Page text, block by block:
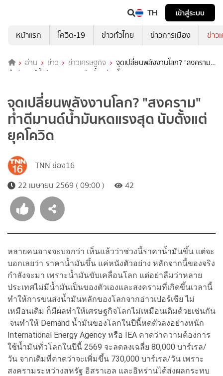
TH
เข้าสู่ระบบ
หน้าแรก
โควิด-19 ข่าวทั่วไทย ข่าวการเมือง ข่าว
อ่าน ข่าว ข่าวเศรษฐกิจ
จุดเปลี่ยนพลังงานโลก? "สงคราม"
ทำดีมานด์น้ำมันหดแรงสุด นับตั้งแต่ยุคโควิด
จุดเปลี่ยนพลังงานโลก? "สงคราม"
ทำดีมานด์น้ำมันหดแรงสุด นับตั้งแต่
ยุคโควิด
TNN ช่อง16
22 เมษายน 2569 ( 09:00 )
42
หลายคนอาจจะบอกว่า เห็นแล้วว่าช่วงนี้ราคาน้ำมันขึ้น แต่จะ
บอกเลยว่า ราคาน้ำมันขึ้น แค่หนังตัวอย่าง หลักจากนี้ของจริง
กำลังจะมา เพราะน้ำมันขับเคลื่อนโลก แต่อย่าลืมว่าหลาย
ประเทศไม่มีน้ำมันเป็นของตัวเองและสงครามที่เกิดขึ้นเวลานี้
ทำให้การขนส่งน้ำมันหลักของโลกจากอ่าวเปอร์เซีย ไม่
เหมือนเดิม ก็มีผลทำให้เศรษฐกิจโลกไม่เหมือนเดิมด้วยเช่นกัน
จนทำให้ Demand น้ำมันของโลกในปีนี้หดตัวลงอย่างหนัก
International Energy Agency หรือ IEA คาดว่าความต้องการ
ใช้น้ำมันทั่วโลกในปีนี้ 2569 จะลดลงเฉลี่ย 80,000 บาร์เรล/
วัน จากเดิมที่คาดว่าจะเพิ่มขึ้น 730,000 บาร์เรล/วัน เพราะ
สงครามระหว่างสหรัฐ อิสราเอล และอิหร่านได้ส่งผลกระทบ